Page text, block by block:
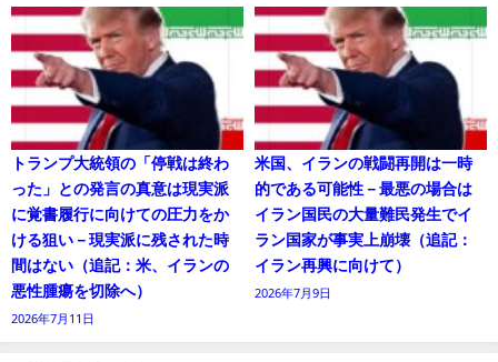
トランプ大統領の「停戦は終わ
った」との発言の真意は現実派
に覚書履行に向けての圧力をか
ける狙い－現実派に残された時
間はない（追記：米、イランの
悪性腫瘍を切除へ）
2026年7月11日
米国、イランの戦闘再開は一時
的である可能性－最悪の場合は
イラン国民の大量難民発生でイ
ラン国家が事実上崩壊（追記：
イラン再興に向けて）
2026年7月9日